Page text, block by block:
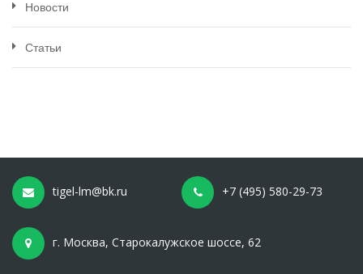
Новости
Статьи
tigel-lm@bk.ru +7 (495) 580-29-73
г. Москва, Старокалужское шоссе, 62